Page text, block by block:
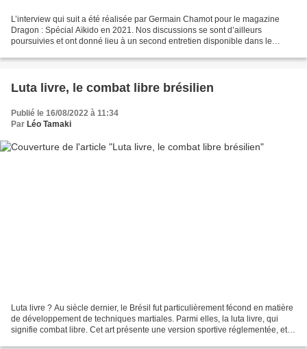
L’interview qui suit a été réalisée par Germain Chamot pour le magazine
Dragon : Spécial Aïkido en 2021. Nos discussions se sont d’ailleurs
poursuivies et ont donné lieu à un second entretien disponible dans le
Luta livre, le combat libre brésilien
Publié le 16/08/2022 à 11:34
Par Léo Tamaki
Luta livre ? Au siècle dernier, le Brésil fut particulièrement fécond en matière
de développement de techniques martiales. Parmi elles, la luta livre, qui
signifie combat libre. Cet art présente une version sportive réglementée, et